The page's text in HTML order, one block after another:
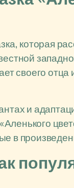
которая
своего отца
и
в